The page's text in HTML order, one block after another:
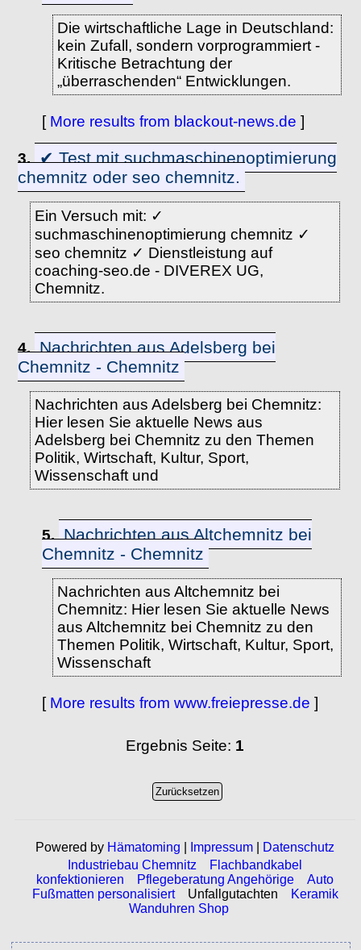
Die wirtschaftliche Lage in Deutschland:
kein Zufall, sondern vorprogrammiert -
Kritische Betrachtung der
„überraschenden“ Entwicklungen.
[ More results from blackout-news.de ]
3. ✔ Test mit suchmaschinenoptimierung
chemnitz oder seo chemnitz.
Ein Versuch mit: ✓
suchmaschinenoptimierung chemnitz ✓
seo chemnitz ✓ Dienstleistung auf
coaching-seo.de - DIVEREX UG,
Chemnitz.
4. Nachrichten aus Adelsberg bei
Chemnitz - Chemnitz
Nachrichten aus Adelsberg bei Chemnitz:
Hier lesen Sie aktuelle News aus
Adelsberg bei Chemnitz zu den Themen
Politik, Wirtschaft, Kultur, Sport,
Wissenschaft und
5. Nachrichten aus Altchemnitz bei
Chemnitz - Chemnitz
Nachrichten aus Altchemnitz bei
Chemnitz: Hier lesen Sie aktuelle News
aus Altchemnitz bei Chemnitz zu den
Themen Politik, Wirtschaft, Kultur, Sport,
Wissenschaft
[ More results from www.freiepresse.de ]
Ergebnis Seite: 1
Powered by Hämatoming Impressum
Datenschutz
Industriebau Chemnitz
Flachbandkabel
konfektionieren
Pflegeberatung Angehörige
Auto
Fußmatten personalisiert
Unfallgutachten
Keramik
Wanduhren Shop